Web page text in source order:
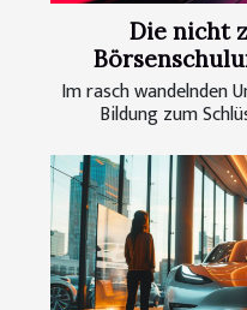
Die nicht
Im rasch wandelnden
Bildung zum